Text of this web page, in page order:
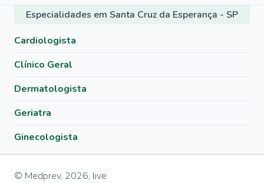
Especialidades em Santa Cruz da Esperança - SP
Cardiologista
Clínico Geral
Dermatologista
Geriatra
Ginecologista
© Medprev, 2026, live